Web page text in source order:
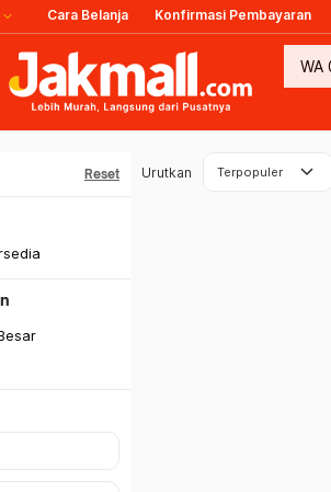
Cara Belanja Konfirmasi Pembayaran
Reset Urutkan Terpopuler keyboard_arrow_down